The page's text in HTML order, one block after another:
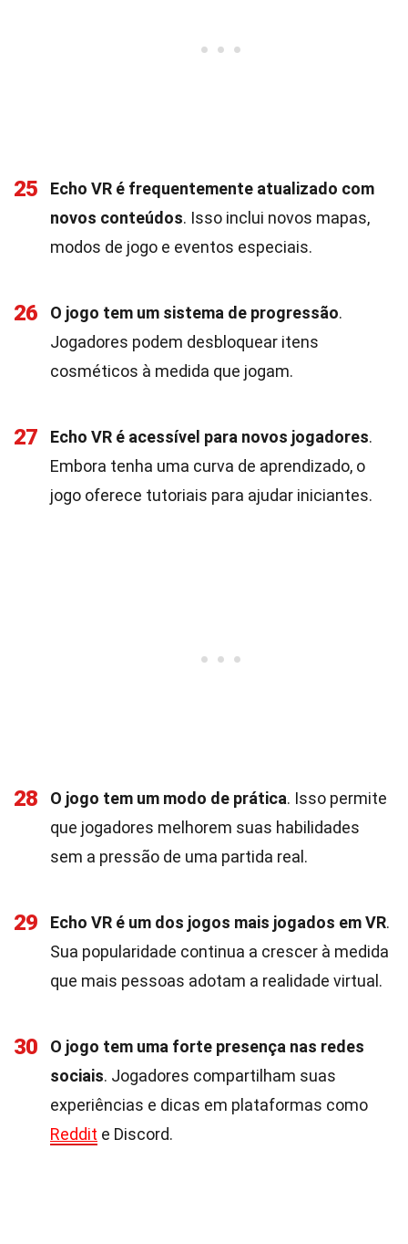
25
Echo VR é frequentemente atualizado com
novos conteúdos. Isso inclui novos mapas,
modos de jogo e eventos especiais.
26 O jogo tem um sistema de progressão.
Jogadores podem desbloquear itens
cosméticos à medida que jogam.
27 Echo VR é acessível para novos jogadores.
Embora tenha uma curva de aprendizado, o
jogo oferece tutoriais para ajudar iniciantes.
28 O jogo tem um modo de prática. Isso permite
que jogadores melhorem suas habilidades
sem a pressão de uma partida real.
29 Echo VR é um dos jogos mais jogados em VR.
Sua popularidade continua a crescer à medida
que mais pessoas adotam a realidade virtual.
30
O jogo tem uma forte presença nas redes
sociais. Jogadores compartilham suas
experiências e dicas em plataformas como
Reddit e Discord.